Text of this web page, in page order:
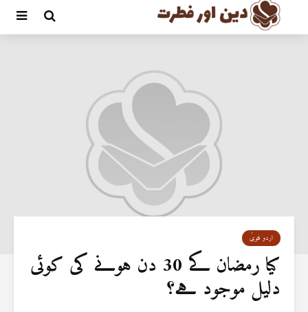
اردو فتویٰ
کیا رمضان کے 30 دن ہونے کی کوئی
دلیل موجود ہے؟